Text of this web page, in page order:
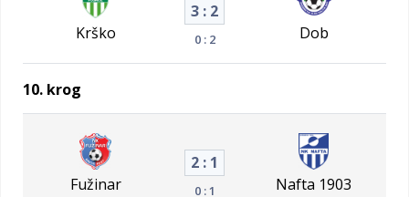
Krško
3 : 2
0 : 2 Dob
10. krog
Fužinar
2 : 1
0 : 1 Nafta 1903